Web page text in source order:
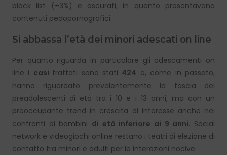
black list (+3%) e oscurati, in quanto presentavano
contenuti pedopornografici.
Si abbassa l’età dei minori adescati on line
Per quanto riguarda in particolare gli adescamenti on
line i casi trattati sono stati 424 e, come in passato,
hanno riguardato prevalentemente la fascia dei
preadolescenti di età tra i 10 e i 13 anni, ma con un
preoccupante trend in crescita di interesse anche nei
confronti di bambini di età inferiore ai 9 anni. Social
network e videogiochi online restano i teatri di elezione di
contatto tra minori e adulti per le interazioni nocive.